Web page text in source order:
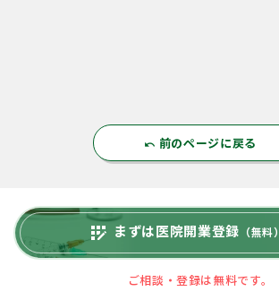
undo 前のページに戻る
app_registration まずは医院開業登録 （無料）
ご相談・登録は無料です。